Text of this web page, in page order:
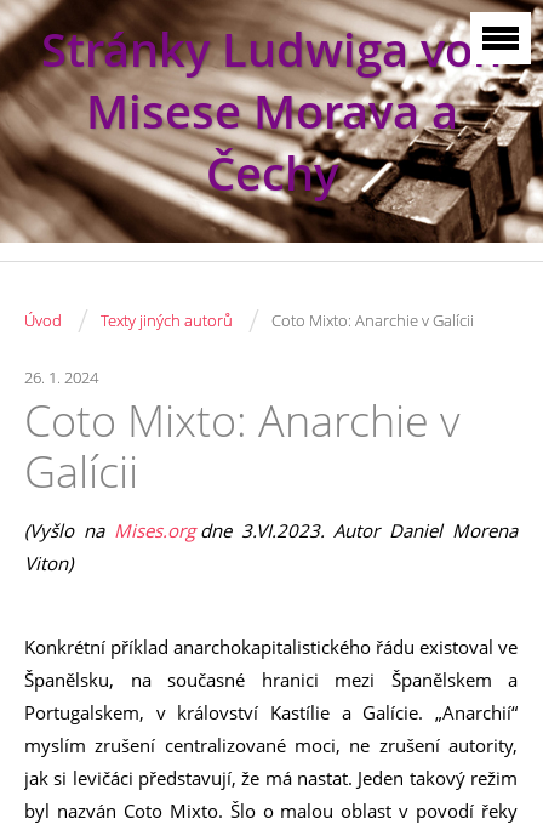
Stránky Ludwiga von
Misese Morava a
Čechy
Úvod / Texty jiných autorů / Coto Mixto: Anarchie v Galícii
26. 1. 2024
Coto Mixto: Anarchie v
Galícii
(Vyšlo na Mises.orgdne 3.VI.2023. Autor Daniel Morena
Viton)
Konkrétní příklad anarchokapitalistického řádu existoval ve
Španělsku, na současné hranici mezi Španělskem a
Portugalskem, v království Kastílie a Galície. „Anarchií“
myslím zrušení centralizované moci, ne zrušení autority,
jak si levičáci představují, že má nastat. Jeden takový režim
byl nazván Coto Mixto. Šlo o malou oblast v povodí řeky